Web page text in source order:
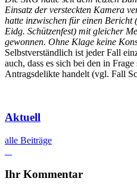
Einsatz der versteckten Kamera
hatte inzwischen für einen Bericht
Eidg. Schützenfest) mit gleicher
gewonnen. Ohne Klage keine
Selbstverständlich ist jeder Fall
auch, dass es sich bei den in
Antragsdelikte handelt (vgl. Fall
Aktuell
alle Beiträge
Ihr Kommentar